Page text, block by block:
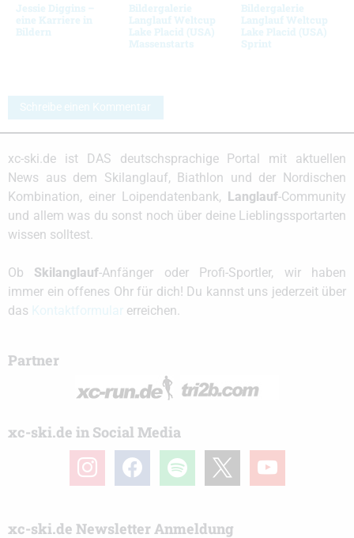
Jessie Diggins –
eine Karriere in
Bildern
Bildergalerie
Langlauf Weltcup
Lake Placid (USA)
Massenstarts
Bildergalerie
Langlauf Weltcup
Lake Placid (USA)
Sprint
Schreibe einen Kommentar
xc-ski.de ist DAS deutschsprachige Portal mit aktuellen
News aus dem Skilanglauf, Biathlon und der Nordischen
Kombination, einer Loipendatenbank,
Langlauf-Community
und allem was du sonst noch über deine Lieblingssportarten
wissen solltest.
Ob Skilanglauf-Anfänger oder Profi-Sportler, wir haben
immer ein offenes Ohr für dich! Du kannst uns jederzeit über
das
erreichen.
Partner
xc-ski.de in Social Media
instagramfacebook spotify youtube
xc-ski.de Newsletter Anmeldung